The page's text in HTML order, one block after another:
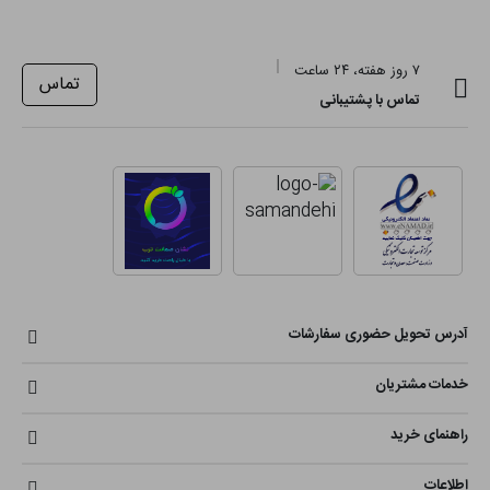
۷ روز هفته، ۲۴ ساعت
تماس با پشتیبانی
تماس
آدرس تحویل حضوری سفارشات
خدمات مشتریان
راهنمای خرید
اطلاعات